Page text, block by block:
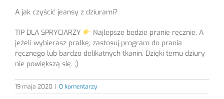
A jak czyścić jeansy z dziurami?
TIP DLA SPRYCIARZY
Najlepsze będzie pranie ręcznie. A
jeżeli wybierasz pralkę, zastosuj program do prania
ręcznego lub bardzo delikatnych tkanin. Dzięki temu dziury
nie powiększą się. ;)
19 maja 2020 | 0 komentarzy